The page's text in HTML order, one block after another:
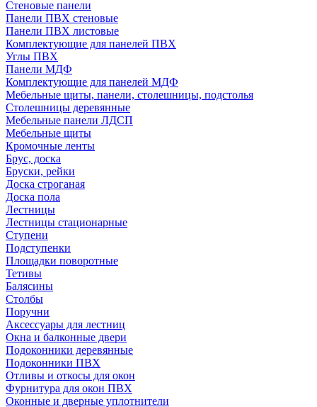
Стеновые панели
Панели ПВХ стеновые
Панели ПВХ листовые
Комплектующие для панелей ПВХ
Углы ПВХ
Панели МДФ
Комплектующие для панелей МДФ
Мебельные щиты, панели, столешницы, подстолья
Столешницы деревянные
Мебельные панели ЛДСП
Мебельные щиты
Кромочные ленты
Брус, доска
Бруски, рейки
Доска строганая
Доска пола
Лестницы
Лестницы стационарные
Ступени
Подступенки
Площадки поворотные
Тетивы
Балясины
Столбы
Поручни
Аксессуары для лестниц
Окна и балконные двери
Подоконники деревянные
Подоконники ПВХ
Отливы и откосы для окон
Фурнитура для окон ПВХ
Оконные и дверные уплотнители